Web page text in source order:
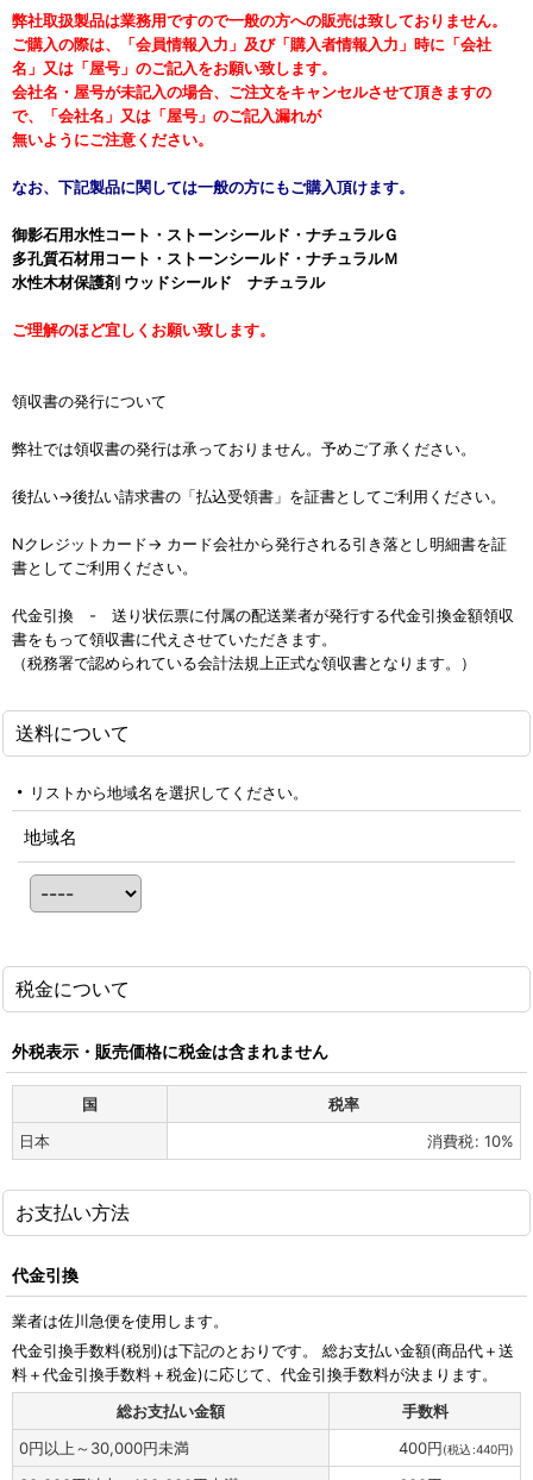
弊社取扱製品は業務用ですので一般の方への販売は致しておりません。
ご購入の際は、「会員情報入力」及び「購入者情報入力」時に「会社
名」又は「屋号」のご記入をお願い致します。
会社名・屋号が未記入の場合、ご注文をキャンセルさせて頂きますの
で、「会社名」又は「屋号」のご記入漏れが
無いようにご注意ください。
なお、下記製品に関しては一般の方にもご購入頂けます。
御影石用水性コート・ストーンシールド・ナチュラルＧ
多孔質石材用コート・ストーンシールド・ナチュラルＭ
水性木材保護剤 ウッドシールド ナチュラル
ご理解のほど宜しくお願い致します。
領収書の発行について
弊社では領収書の発行は承っておりません。予めご了承ください。
後払い→後払い請求書の「払込受領書」を証書としてご利用ください。
Nクレジットカード→ カード会社から発行される引き落とし明細書を証
書としてご利用ください。
代金引換 - 送り状伝票に付属の配送業者が発行する代金引換金額領収
書をもって領収書に代えさせていただきます。
（税務署で認められている会計法規上正式な領収書となります。）
送料について
リストから地域名を選択してください。
地域名
税金について
外税表示・販売価格に税金は含まれません
国
税率
日本
消費税: 10%
お支払い方法
代金引換
業者は佐川急便を使用します。
代金引換手数料(税別)は下記のとおりです。 総お支払い金額(商品代＋送
料＋代金引換手数料＋税金)に応じて、代金引換手数料が決まります。
総お支払い金額
手数料
0円以上～30,000円未満 400円(税込:440円)